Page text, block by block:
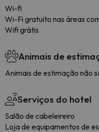
Wi-fi
Wi-Fi gratuito nas áreas
Wifi grátis
Animais de
Animais de estimação não
Serviços do hotel
Salão de cabeleireiro
Loja de equipamentos de